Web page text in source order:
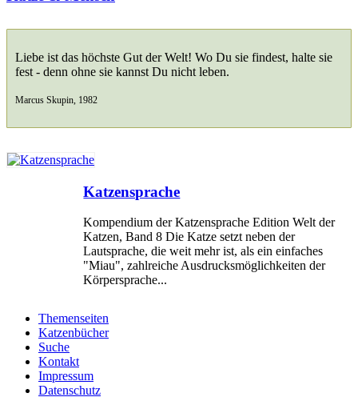
Liebe ist das höchste Gut der Welt! Wo Du sie findest, halte sie
fest - denn ohne sie kannst Du nicht leben.
Marcus Skupin, 1982
Katzensprache
Kompendium der Katzensprache Edition Welt der
Katzen, Band 8 Die Katze setzt neben der
Lautsprache, die weit mehr ist, als ein einfaches
"Miau", zahlreiche Ausdrucksmöglichkeiten der
Körpersprache...
Themenseiten
Katzenbücher
Suche
Kontakt
Impressum
Datenschutz